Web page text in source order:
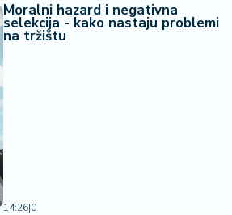
Moralni hazard i negativna
selekcija - kako nastaju problemi
na tržištu
14:26|0